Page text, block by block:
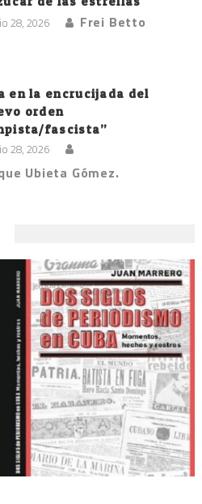
28, 2026 Frei Betto
en la encrucijada del
orden
fascista”
28, 2026
Ubieta Gómez.